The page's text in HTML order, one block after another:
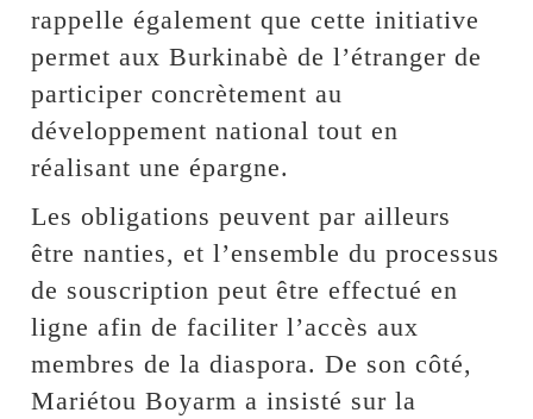
rappelle également que cette initiative
permet aux Burkinabè de l’étranger de
participer concrètement au
développement national tout en
réalisant une épargne.
Les obligations peuvent par ailleurs
être nanties, et l’ensemble du processus
de souscription peut être effectué en
ligne afin de faciliter l’accès aux
membres de la diaspora. De son côté,
Mariétou Boyarm a insisté sur la